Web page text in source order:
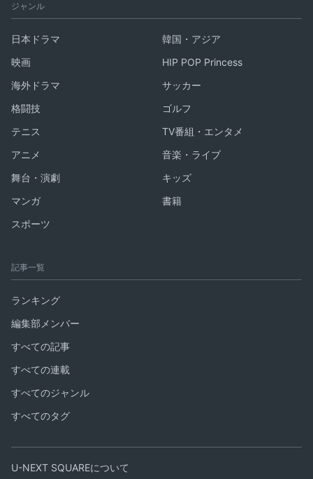
ジャンル
日本ドラマ
韓国・アジア
映画
HIP POP Princess
海外ドラマ
サッカー
格闘技
ゴルフ
テニス
TV番組・エンタメ
アニメ
音楽・ライブ
舞台・演劇
キッズ
マンガ
書籍
スポーツ
記事一覧
ランキング
編集部メンバー
すべての記事
すべての連載
すべてのジャンル
すべてのタグ
U-NEXT SQUAREについて